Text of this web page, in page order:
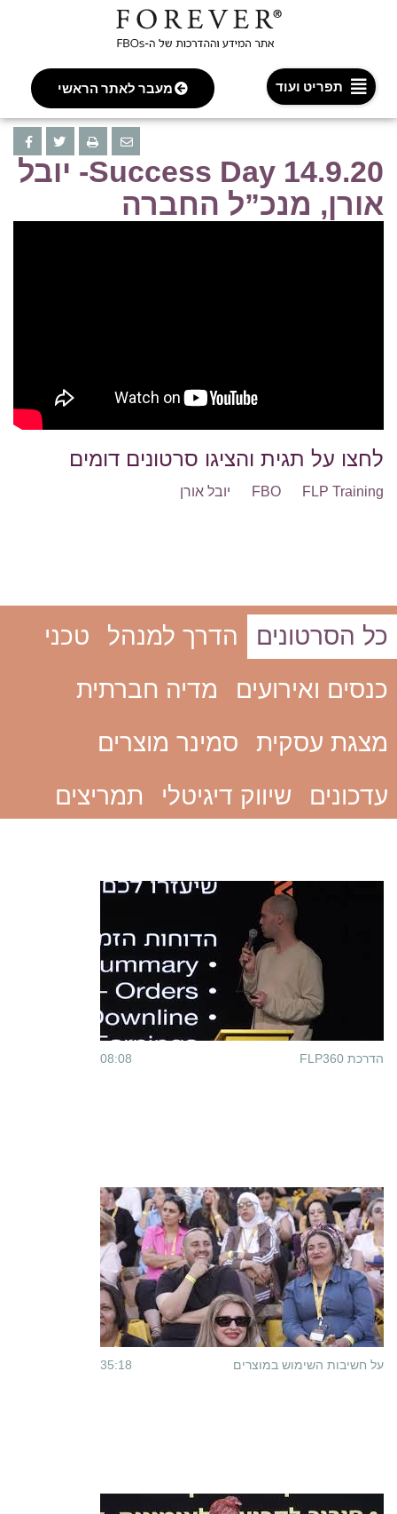
תפריט ועוד מעבר לאתר הראשי
Success Day 14.9.20- יובל
אורן, מנכ”ל החברה
לחצו על תגית והציגו סרטונים דומים
FBO FLP Training יובל אורן
כל הסרטונים הדרך למנהל
טכני
כנסים ואירועים
מדיה חברתית
מצגת עסקית
סמינר מוצרים
עדכונים
שיווק דיגיטלי תמריצים
08:08 הדרכת FLP360
35:18 על חשיבות השימוש במוצרים